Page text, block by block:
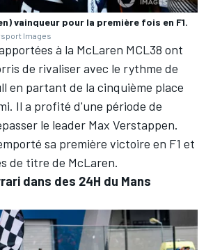
vainqueur pour la première fois en F1.
Images
à la McLaren MCL38 ont
de rivaliser avec le rythme de
en partant de la cinquième place
Il a profité d'une période de
le leader Max Verstappen.
sa première victoire en F1 et
de titre de McLaren.
dans des 24H du Mans